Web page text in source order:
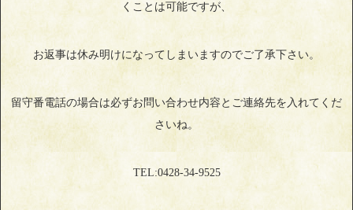
くことは可能ですが、
お返事は休み明けになってしまいますのでご了承下さい。
留守番電話の場合は必ずお問い合わせ内容とご連絡先を入れてくだ
さいね。
TEL:0428‐34‐9525